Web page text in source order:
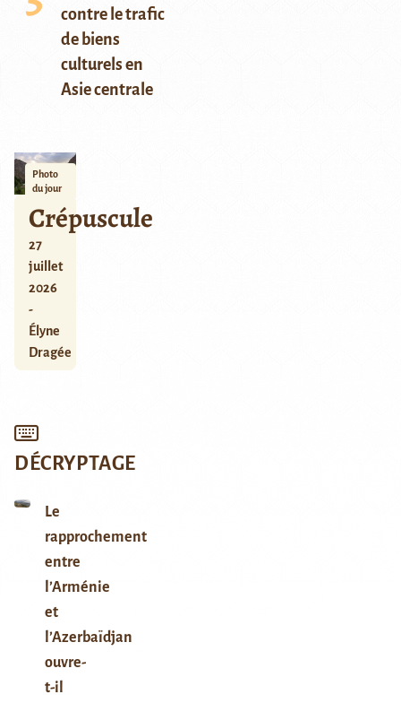
contre le trafic
de biens
culturels en
Asie centrale
Photo
du jour
Crépuscule
27
juillet
2026
-
Élyne
Dragée
DÉCRYPTAGE
Le
rapprochement
entre
l’Arménie
et
l’Azerbaïdjan
ouvre-
t-il